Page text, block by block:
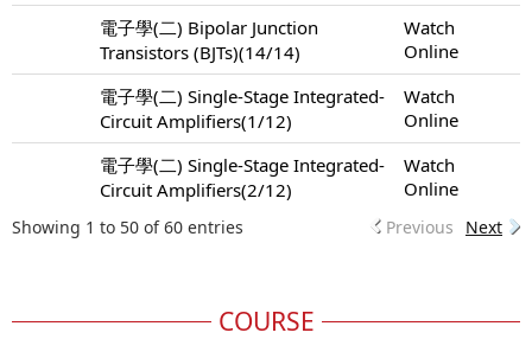
電子學(二) Bipolar Junction
Transistors (BJTs)(14/14)
Watch
Online
電子學(二) Single-Stage Integrated-
Circuit Amplifiers(1/12)
Watch
Online
電子學(二) Single-Stage Integrated-
Circuit Amplifiers(2/12)
Watch
Online
Showing 1 to 50 of 60 entries Previous Next
COURSE